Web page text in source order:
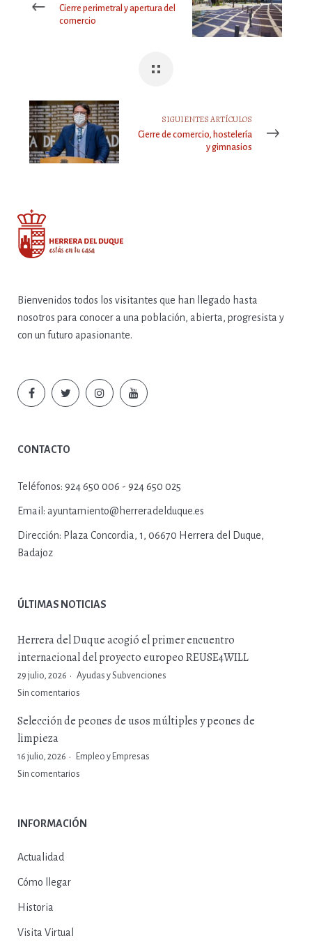
Cierre perimetral y apertura del
comercio
SIGUIENTES ARTÍCULOS
Cierre de comercio, hostelería
y gimnasios
Bienvenidos todos los visitantes que han llegado hasta
nosotros para conocer a una población, abierta, progresista y
con un futuro apasionante.
CONTACTO
Teléfonos: 924 650 006 - 924 650 025
Email: ayuntamiento@herreradelduque.es
Dirección: Plaza Concordia, 1, 06670 Herrera del Duque,
Badajoz
ÚLTIMAS NOTICIAS
Herrera del Duque acogió el primer encuentro
internacional del proyecto europeo REUSE4WILL
29 julio, 2026
Ayudas y Subvenciones
Sin comentarios
Selección de peones de usos múltiples y peones de
limpieza
16 julio, 2026
Empleo y Empresas
Sin comentarios
INFORMACIÓN
Actualidad
Cómo llegar
Historia
Visita Virtual